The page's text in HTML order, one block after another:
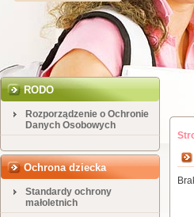
RODO
Rozporządzenie o Ochronie
Danych Osobowych
Ochrona dziecka
Standardy ochrony
małoletnich